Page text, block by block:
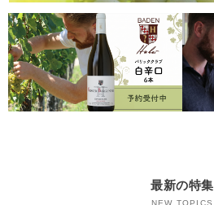
最新の特集
NEW TOPICS